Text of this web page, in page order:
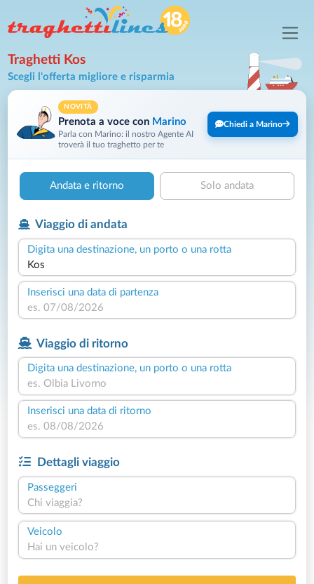
Traghetti Kos
Scegli l'offerta migliore e risparmia
NOVITÀ
Prenota a voce con Marino
Parla con Marino: il nostro Agente AI
troverà il tuo traghetto per te
Chiedi a Marino
Andata e ritorno Solo andata
Viaggio di andata
Digita una destinazione, un porto o una rotta
Inserisci una data di partenza
Viaggio di ritorno
Digita una destinazione, un porto o una rotta
Inserisci una data di ritorno
Dettagli viaggio
Passeggeri
Chi viaggia?
Veicolo
Hai un veicolo?